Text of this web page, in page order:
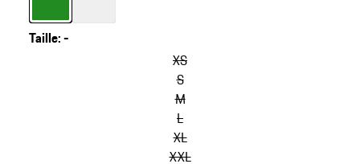
Taille:-
XS
S
M
L
XL
XXL